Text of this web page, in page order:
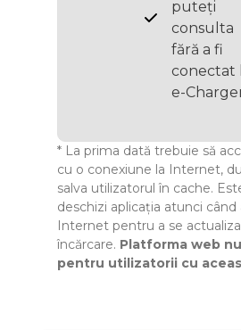
puteți
consulta
fără a fi
conectat
e-
* La prima dată trebuie să
cu o conexiune la Internet,
salva utilizatorul în cache.
deschizi aplicația atunci când
Internet pentru a se
încărcare. Platforma web
pentru utilizatorii cu